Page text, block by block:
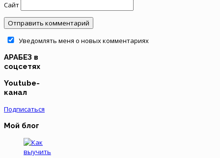
Сайт
Уведомлять меня о новых комментариях
АРАБЕЗ в
соцсетях
Youtube-
канал
Подписаться
Мой блог